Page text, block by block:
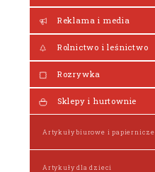
Reklama i media
Rolnictwo i leśnictwo
Rozrywka
Sklepy i hurtownie
Artykuły biurowe i papiernicze
Artykuły dla dzieci